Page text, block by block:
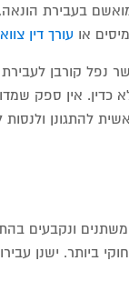
בעבירת הונאה,
או עורך דין
נפל קורבן לעבירת
אין ספק
להתגונן
משתנים ונקבעים
ביותר. ישנן